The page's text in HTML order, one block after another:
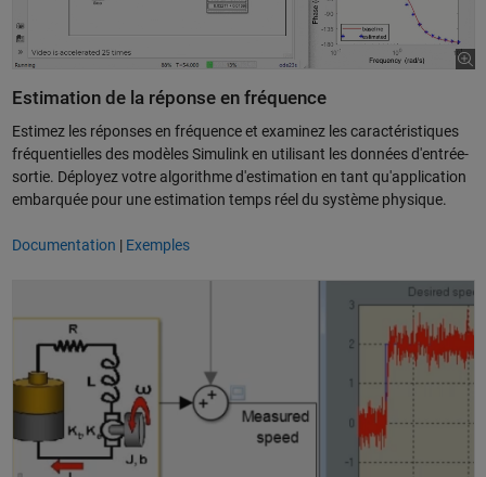
Estimation de la réponse en fréquence
Estimez les réponses en fréquence et examinez les caractéristiques
fréquentielles des modèles Simulink en utilisant les données d'entrée-
sortie. Déployez votre algorithme d'estimation en tant qu'application
embarquée pour une estimation temps réel du système physique.
Documentation | Exemples